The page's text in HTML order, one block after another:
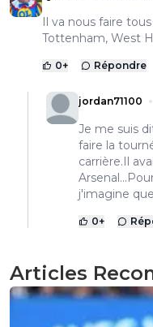
Il va nous faire
Tottenham, West
0+ Répondre
jordan71100
Je me suis
faire la
carrière.Il
j'imagine
0+
Articles